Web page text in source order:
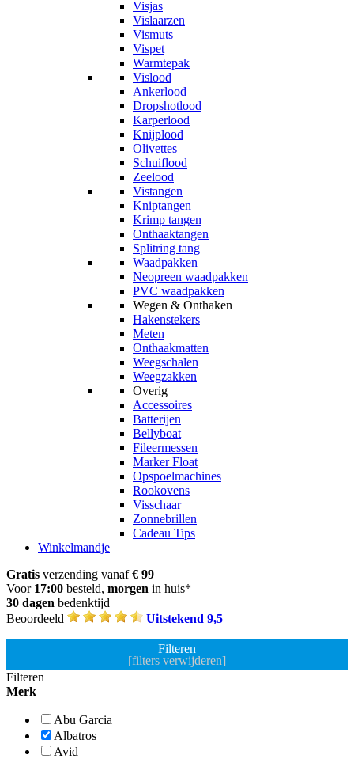
Visjas
Vislaarzen
Vismuts
Vispet
Warmtepak
Vislood
Ankerlood
Dropshotlood
Karperlood
Knijplood
Olivettes
Schuiflood
Zeelood
Vistangen
Kniptangen
Krimp tangen
Onthaaktangen
Splitring tang
Waadpakken
Neopreen waadpakken
PVC waadpakken
Wegen & Onthaken
Hakenstekers
Meten
Onthaakmatten
Weegschalen
Weegzakken
Overig
Accessoires
Batterijen
Bellyboat
Fileermessen
Marker Float
Opspoelmachines
Rookovens
Visschaar
Zonnebrillen
Cadeau Tips
Winkelmandje
Gratis verzending vanaf€ 99
Voor 17:00 besteld, morgen in huis*
30 dagen bedenktijd
Beoordeeld
Uitstekend 9,5
Filteren
[filters verwijderen]
Filteren
Merk
Abu Garcia
Albatros
Avid